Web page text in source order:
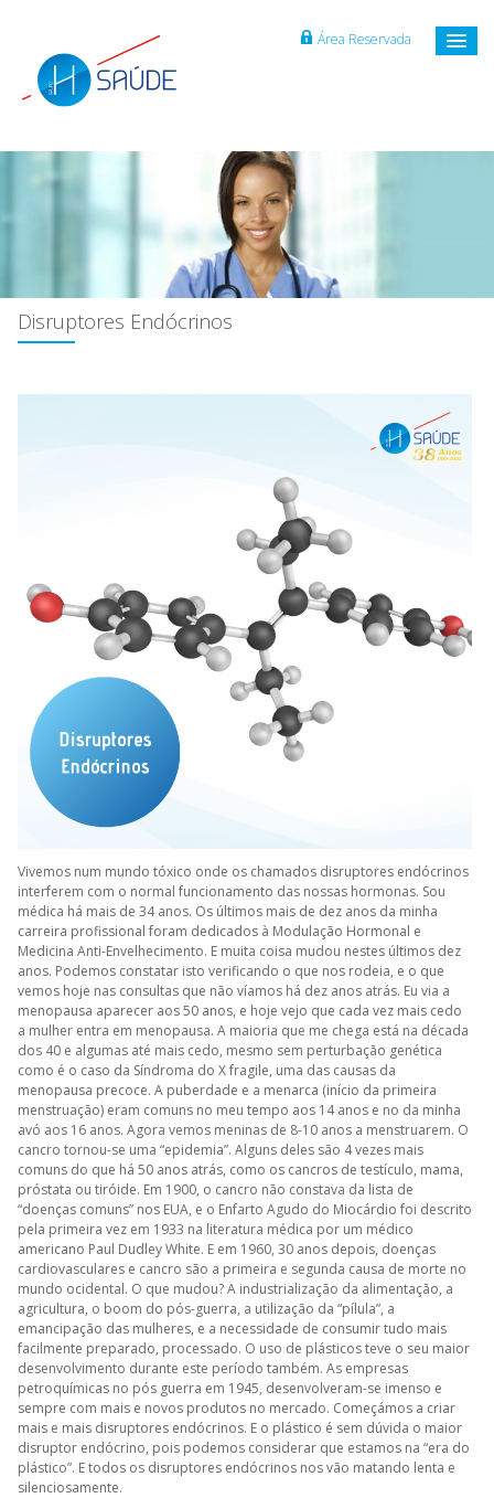
Área Reservada
Disruptores Endócrinos
Vivemos num mundo tóxico onde os chamados disruptores endócrinos
interferem com o normal funcionamento das nossas hormonas. Sou
médica há mais de 34 anos. Os últimos mais de dez anos da minha
carreira profissional foram dedicados à Modulação Hormonal e
Medicina Anti-Envelhecimento. E muita coisa mudou nestes últimos dez
anos. Podemos constatar isto verificando o que nos rodeia, e o que
vemos hoje nas consultas que não víamos há dez anos atrás. Eu via a
menopausa aparecer aos 50 anos, e hoje vejo que cada vez mais cedo
a mulher entra em menopausa. A maioria que me chega está na década
dos 40 e algumas até mais cedo, mesmo sem perturbação genética
como é o caso da Síndroma do X fragile, uma das causas da
menopausa precoce. A puberdade e a menarca (início da primeira
menstruação) eram comuns no meu tempo aos 14 anos e no da minha
avó aos 16 anos. Agora vemos meninas de 8-10 anos a menstruarem. O
cancro tornou-se uma “epidemia”. Alguns deles são 4 vezes mais
comuns do que há 50 anos atrás, como os cancros de testículo, mama,
próstata ou tiróide. Em 1900, o cancro não constava da lista de
“doenças comuns” nos EUA, e o Enfarto Agudo do Miocárdio foi descrito
pela primeira vez em 1933 na literatura médica por um médico
americano Paul Dudley White. E em 1960, 30 anos depois, doenças
cardiovasculares e cancro são a primeira e segunda causa de morte no
mundo ocidental. O que mudou? A industrialização da alimentação, a
agricultura, o boom do pós-guerra, a utilização da “pílula”, a
emancipação das mulheres, e a necessidade de consumir tudo mais
facilmente preparado, processado. O uso de plásticos teve o seu maior
desenvolvimento durante este período também. As empresas
petroquímicas no pós guerra em 1945, desenvolveram-se imenso e
sempre com mais e novos produtos no mercado. Começámos a criar
mais e mais disruptores endócrinos. E o plástico é sem dúvida o maior
disruptor endócrino, pois podemos considerar que estamos na “era do
plástico”. E todos os disruptores endócrinos nos vão matando lenta e
silenciosamente.